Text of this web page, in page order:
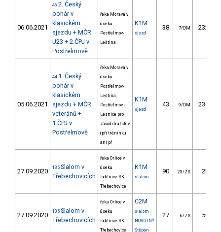
06.06.2021
46 2. Český
pohár v
klasickém
sjezdu + MČR
U23 + 2.ČPJ v
Postřelmově
řeka Morava v
úseku
Postřelmov-
Leština
K1M
sjezd
38. 7/DM 232.65
05.06.2021
44 1. Český
pohár v
klasickém
sjezdu + MČR
veteránů +
1.ČPJ v
Postřelmově
řeka Morava v
úseku
Postřelmov-
Leština,
Postřelmov -
Lesnice pro
závod družstev
(při tréninku
ani př
K1M
sjezd
43. 9/DM 236.04
27.09.2020 135 Slalom v
Třebechovicích
řeka Orlice v
úseku
loděnice SK
Třebechovice
K1M
slalom
90. 23/ZS 22.71
27.09.2020 135 Slalom v
Třebechovicích
řeka Orlice v
úseku
loděnice SK
Třebechovice
C2M
slalom
NOVOTNÝ
Štěpán
27. 6/ZS 50.01